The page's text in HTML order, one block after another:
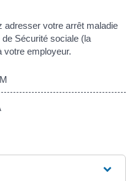
adresser votre arrêt maladie
Sécurité sociale (la
votre employeur.